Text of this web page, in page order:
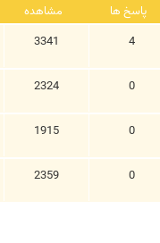
پاسخ ها مشاهده
4
3341
0
2324
0
1915
0
2359